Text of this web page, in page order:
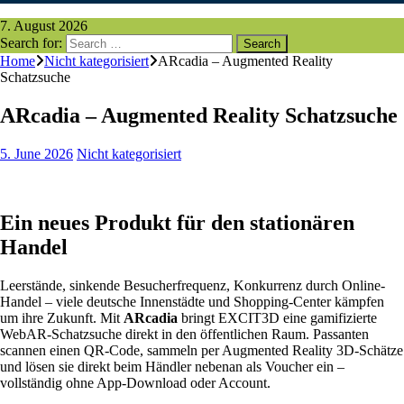
7. August 2026
Search for:
Home Nicht kategorisiert
ARcadia – Augmented Reality
Schatzsuche
ARcadia – Augmented Reality Schatzsuche
5. June 2026 Nicht kategorisiert
Ein neues Produkt für den stationären
Handel
Leerstände, sinkende Besucherfrequenz, Konkurrenz durch Online-
Handel – viele deutsche Innenstädte und Shopping-Center kämpfen
um ihre Zukunft. Mit ARcadia bringt EXCIT3D eine gamifizierte
WebAR-Schatzsuche direkt in den öffentlichen Raum. Passanten
scannen einen QR-Code, sammeln per Augmented Reality 3D-Schätze
und lösen sie direkt beim Händler nebenan als Voucher ein –
vollständig ohne App-Download oder Account.